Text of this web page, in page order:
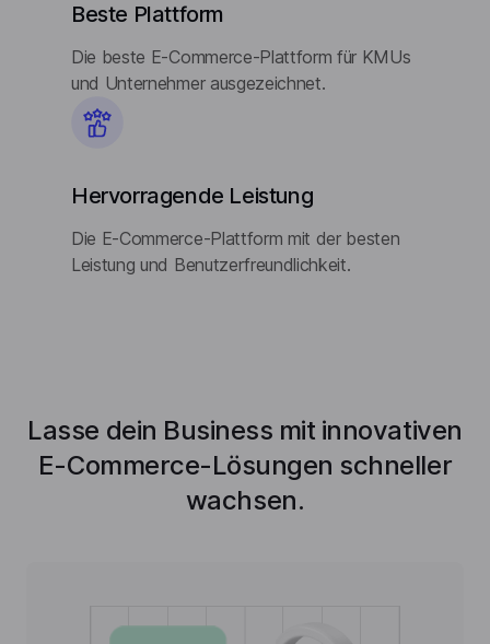
Beste Plattform
Die beste E-Commerce-Plattform für KMUs
und Unternehmer ausgezeichnet.
Hervorragende Leistung
Die E-Commerce-Plattform mit der besten
Leistung und Benutzerfreundlichkeit.
Lasse dein Business mit innovativen
E-Commerce-Lösungen schneller
wachsen.